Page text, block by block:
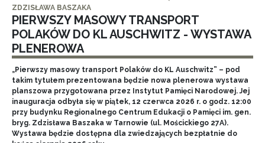
ZDZISŁAWA BASZAKA
PIERWSZY MASOWY TRANSPORT
POLAKÓW DO KL AUSCHWITZ - WYSTAWA
PLENEROWA
„Pierwszy masowy transport Polaków do KL Auschwitz” – pod
takim tytułem prezentowana będzie nowa plenerowa wystawa
planszowa przygotowana przez Instytut Pamięci Narodowej. Jej
inauguracja odbyła się w piątek, 12 czerwca 2026 r. o godz. 12:00
przy budynku Regionalnego Centrum Edukacji o Pamięci im. gen.
bryg. Zdzisława Baszaka w Tarnowie (ul. Mościckiego 27A).
Wystawa będzie dostępna dla zwiedzających bezpłatnie do